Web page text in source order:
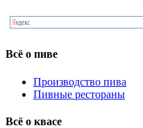
Всё о пиве
Производство пива
Пивные рестораны
Всё о квасе